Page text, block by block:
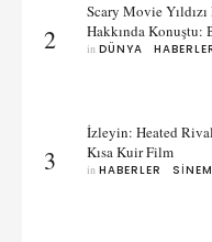
2
Scary Movie
Hakkında Konuştu:
in DÜNYA
3
İzleyin: Heated
Kısa Kuir Film
in HABERLER